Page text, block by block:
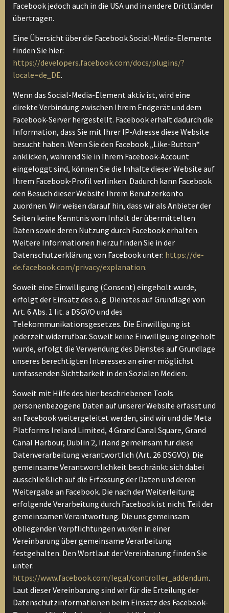
Facebook jedoch auch in die USA und in andere Drittländer
übertragen.
Eine Übersicht über die Facebook Social-Media-Elemente
finden Sie hier:
https://developers.facebook.com/docs/plugins/?
locale=de_DE.
Wenn das Social-Media-Element aktiv ist, wird eine
direkte Verbindung zwischen Ihrem Endgerät und dem
Facebook-Server hergestellt. Facebook erhält dadurch die
Information, dass Sie mit Ihrer IP-Adresse diese Website
besucht haben. Wenn Sie den Facebook „Like-Button“
anklicken, während Sie in Ihrem Facebook-Account
eingeloggt sind, können Sie die Inhalte dieser Website auf
Ihrem Facebook-Profil verlinken. Dadurch kann Facebook
den Besuch dieser Website Ihrem Benutzerkonto
zuordnen. Wir weisen darauf hin, dass wir als Anbieter der
Seiten keine Kenntnis vom Inhalt der übermittelten
Daten sowie deren Nutzung durch Facebook erhalten.
Weitere Informationen hierzu finden Sie in der
Datenschutzerklärung von Facebook unter: https://de-
de.facebook.com/privacy/explanation.
Soweit eine Einwilligung (Consent) eingeholt wurde,
erfolgt der Einsatz des o. g. Dienstes auf Grundlage von
Art. 6 Abs. 1 lit. a DSGVO und des
Telekommunikationsgesetzes. Die Einwilligung ist
jederzeit widerrufbar. Soweit keine Einwilligung eingeholt
wurde, erfolgt die Verwendung des Dienstes auf Grundlage
unseres berechtigten Interesses an einer möglichst
umfassenden Sichtbarkeit in den Sozialen Medien.
Soweit mit Hilfe des hier beschriebenen Tools
personenbezogene Daten auf unserer Website erfasst und
an Facebook weitergeleitet werden, sind wir und die Meta
Platforms Ireland Limited, 4 Grand Canal Square, Grand
Canal Harbour, Dublin 2, Irland gemeinsam für diese
Datenverarbeitung verantwortlich (Art. 26 DSGVO). Die
gemeinsame Verantwortlichkeit beschränkt sich dabei
ausschließlich auf die Erfassung der Daten und deren
Weitergabe an Facebook. Die nach der Weiterleitung
erfolgende Verarbeitung durch Facebook ist nicht Teil der
gemeinsamen Verantwortung. Die uns gemeinsam
obliegenden Verpflichtungen wurden in einer
Vereinbarung über gemeinsame Verarbeitung
festgehalten. Den Wortlaut der Vereinbarung finden Sie
unter:
https://www.facebook.com/legal/controller_addendum.
Laut dieser Vereinbarung sind wir für die Erteilung der
Datenschutzinformationen beim Einsatz des Facebook-